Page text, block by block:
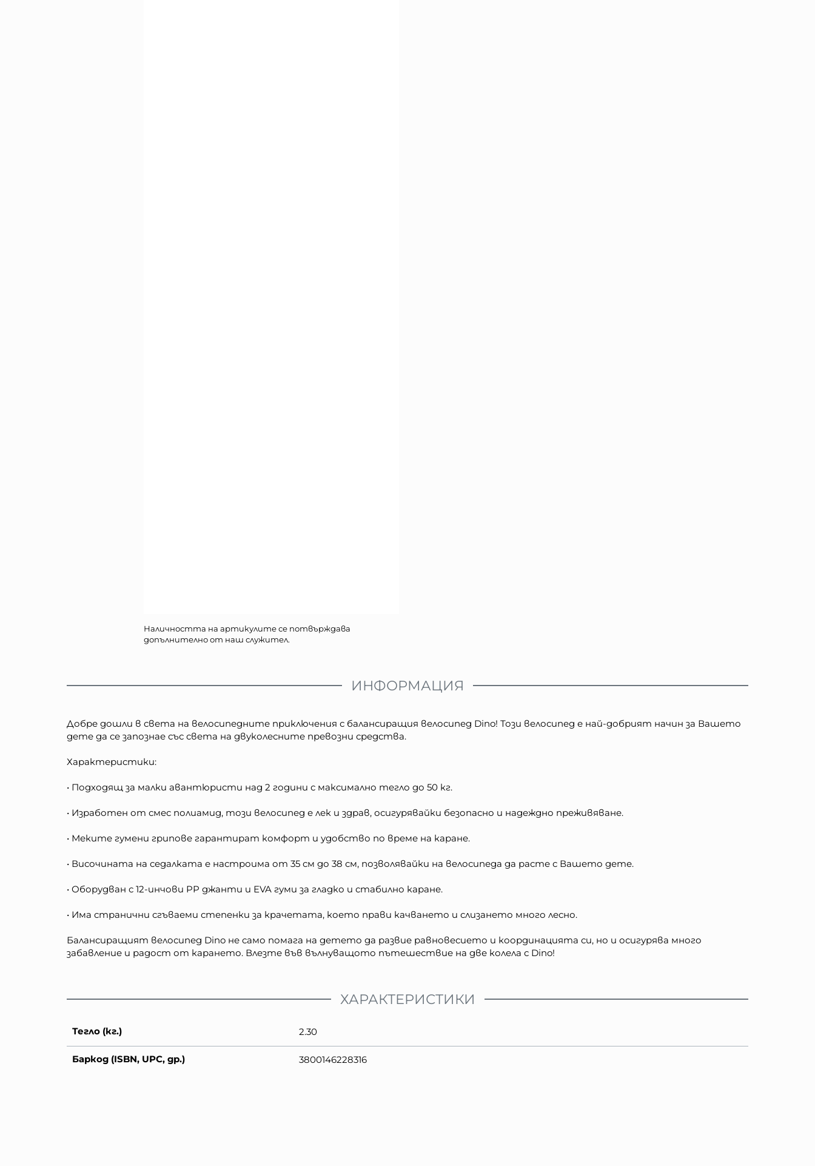
Наличността на артикулите се потвърждава
допълнително от наш служител.
ИНФОРМАЦИЯ
Добре дошли в света на велосипедните приключения с балансиращия велосипед Dino! Този велосипед е най-добрият начин за Вашето
дете да се запознае със света на двуколесните превозни средства.
Характеристики:
• Подходящ за малки авантюристи над 2 години с максимално тегло до 50 кг.
• Изработен от смес полиамид, този велосипед е лек и здрав, осигурявайки безопасно и надеждно преживяване.
• Меките гумени грипове гарантират комфорт и удобство по време на каране.
• Височината на седалката е настроима от 35 см до 38 см, позволявайки на велосипеда да расте с Вашето дете.
• Оборудван с 12-инчови PP джанти и EVA гуми за гладко и стабилно каране.
• Има странични сгъваеми степенки за крачетата, което прави качването и слизането много лесно.
Балансиращият велосипед Dino не само помага на детето да развие равновесието и координацията си, но и осигурява много
забавление и радост от карането. Влезте във вълнуващото пътешествие на две колела с Dino!
ХАРАКТЕРИСТИКИ
Тегло (кг.) 2.30
Баркод (ISBN, UPC, др.) 3800146228316